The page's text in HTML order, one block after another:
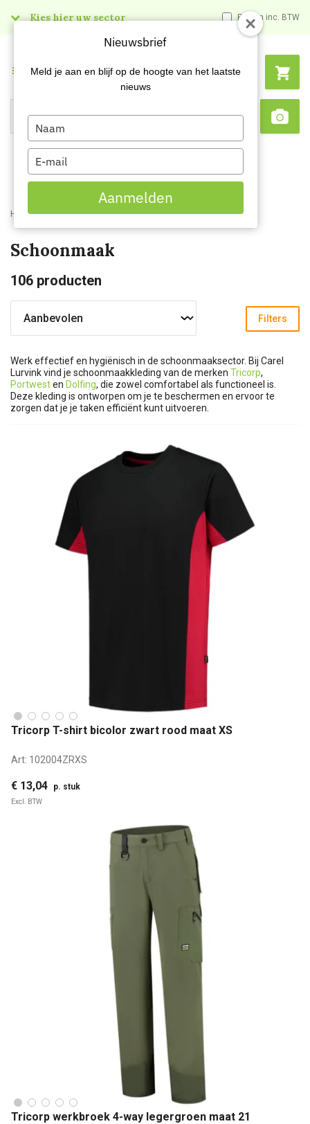
Kies hier uw sector Prijzen inc. BTW
Search
Menu
Home Webshop Werkkleding Beroepskleding Schoonmaak
Schoonmaak
106 producten
Filters
Werk effectief en hygiënisch in de schoonmaaksector. Bij Carel
Lurvink vind je schoonmaakkleding van de merken Tricorp,
Portwesten Dolfing, die zowel comfortabel als functioneel is.
Deze kleding is ontworpen om je te beschermen en ervoor te
zorgen dat je je taken efficiënt kunt uitvoeren.
Tricorp T-shirt bicolor zwart rood maat XS
Art: 102004ZRXS
€ 13,04 p. stuk
Excl. BTW
Tricorp werkbroek 4-way legergroen maat 21
Nieuwsbrief
Meld je aan en blijf op de hoogte van het laatste
nieuws
Type
your
name
Type
your
email
Aanmelden